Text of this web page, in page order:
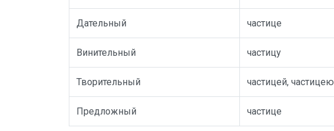
Дательный частице
Винительный частицу
Творительный частицей, частицею
Предложный частице